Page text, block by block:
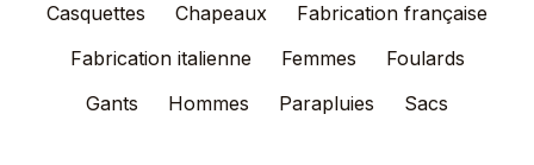
Casquettes
Chapeaux
Fabrication française
Fabrication italienne
Femmes
Foulards
Gants
Hommes Parapluies Sacs